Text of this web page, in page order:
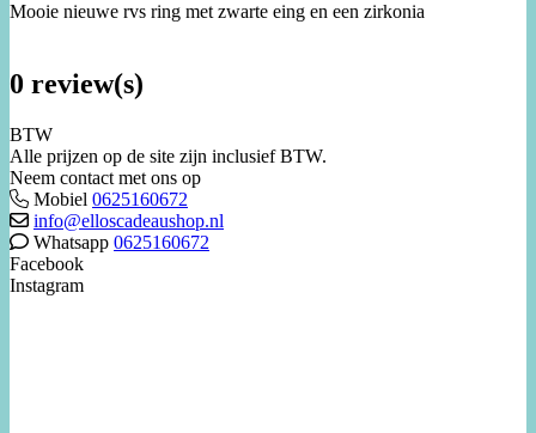
Mooie nieuwe rvs ring met zwarte eing en een zirkonia
0 review(s)
BTW
Alle prijzen op de site zijn inclusief BTW.
Neem contact met ons op
Mobiel 0625160672
info@elloscadeaushop.nl
Whatsapp 0625160672
Facebook
Instagram